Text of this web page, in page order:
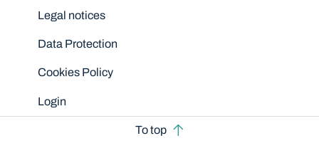
Legal notices
Data Protection
Cookies Policy
Login
To top